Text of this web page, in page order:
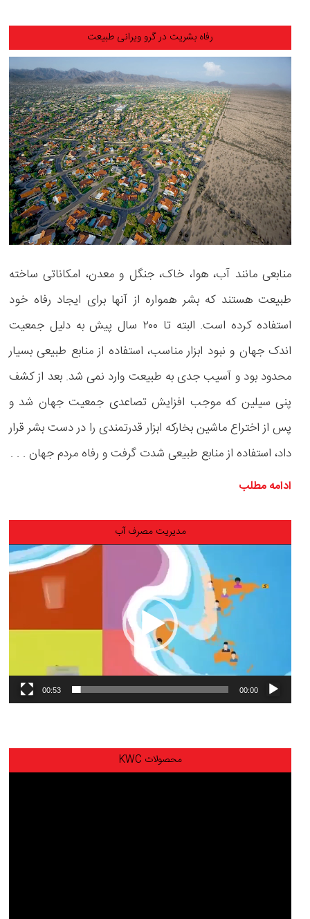
رفاه بشریت در گرو ویرانی طبیعت
منابعی مانند آب، هوا، خاک، جنگل و معدن، امکاناتی ساخته
طبیعت هستند که بشر همواره از آنها برای ایجاد رفاه خود
استفاده کرده است. البته تا ۲۰۰ سال پیش به دلیل جمعیت
اندک جهان و نبود ابزار مناسب، استفاده از منابع طبیعی بسیار
محدود بود و آسیب جدی به طبیعت وارد نمی شد. بعد از کشف
پنی سیلین که موجب افزایش تصاعدی جمعیت جهان شد و
پس از اختراع ماشین بخارکه ابزار قدرتمندی را در دست بشر قرار
داد، استفاده از منابع طبیعی شدت گرفت و رفاه مردم جهان . . .
ادامه مطلب
مدیریت مصرف آب
00:00
00:53
محصولات KWC